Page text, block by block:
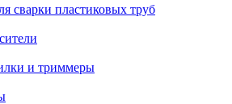
сварки пластиковых труб
и триммеры